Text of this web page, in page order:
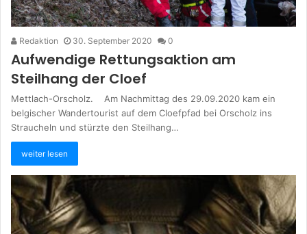
Redaktion 30. September 2020 0
Aufwendige Rettungsaktion am
Steilhang der Cloef
Mettlach-Orscholz. Am Nachmittag des 29.09.2020 kam ein
belgischer Wandertourist auf dem Cloefpfad bei Orscholz ins
Straucheln und stürzte den Steilhang…
weiter lesen